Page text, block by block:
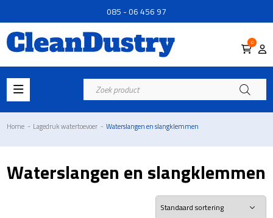
085 - 06 456 97
0
Producten
zoeken
Home - Lagedruk watertoevoer - Waterslangen en slangklemmen
Waterslangen en slangklemmen